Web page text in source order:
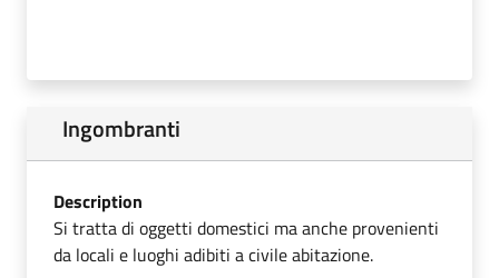
Ingombranti
Description
Si tratta di oggetti domestici ma anche provenienti
da locali e luoghi adibiti a civile abitazione.